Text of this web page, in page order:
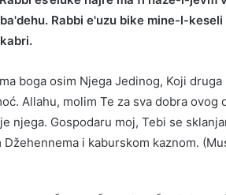
ili
Rabbi e'uzu bike mine-l-
boga osim Njega Jedinog, Koji druga
Allahu, molim Te za sva dobra ovog
njega. Gospodaru moj, Tebi se
i kaburskom kaznom.